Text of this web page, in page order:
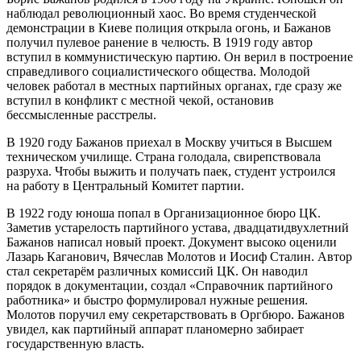
наблюдал революционный хаос. Во время студенческой
демонстрации в Киеве полиция открыла огонь, и Бажанов
получил пулевое ранение в челюсть. В 1919 году автор
вступил в коммунистическую партию. Он верил в построение
справедливого социалистического общества. Молодой
человек работал в местных партийных органах, где сразу же
вступил в конфликт с местной чекой, остановив
бессмысленные расстрелы.
В 1920 году Бажанов приехал в Москву учиться в Высшем
техническом училище. Страна голодала, свирепствовала
разруха. Чтобы выжить и получать паек, студент устроился
на работу в Центральный Комитет партии.
В 1922 году юноша попал в Организационное бюро ЦК.
Заметив устарелость партийного устава, двадцатидвухлетний
Бажанов написал новый проект. Документ высоко оценили
Лазарь Каганович, Вячеслав Молотов и Иосиф Сталин. Автор
стал секретарём различных комиссий ЦК. Он наводил
порядок в документации, создал «Справочник партийного
работника» и быстро формулировал нужные решения.
Молотов поручил ему секретарствовать в Оргбюро. Бажанов
увидел, как партийный аппарат планомерно забирает
государственную власть.